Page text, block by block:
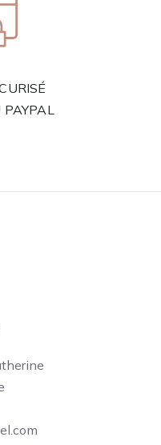
PAYPAL